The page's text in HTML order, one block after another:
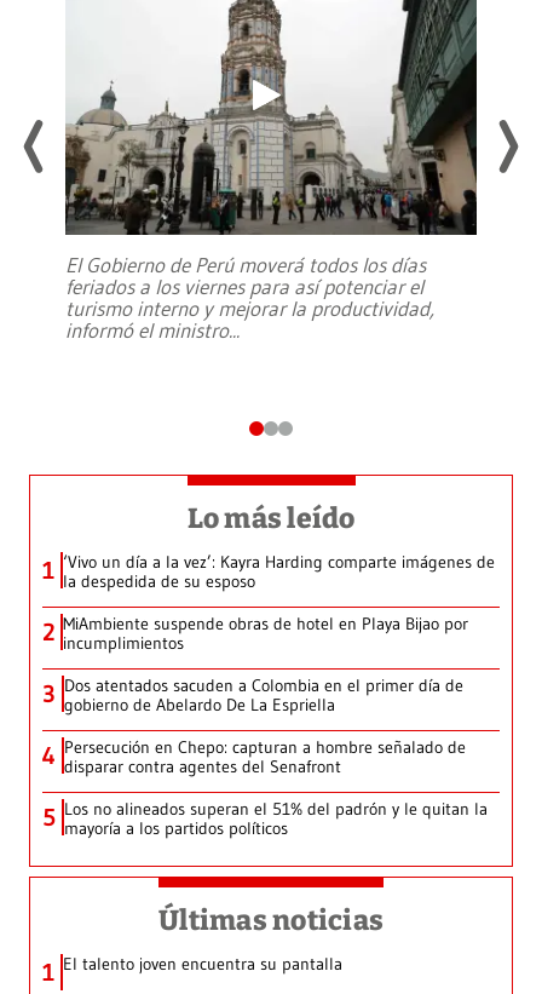
El Gobierno de Perú moverá todos los días
feriados a los viernes para así potenciar el
turismo interno y mejorar la productividad,
informó el ministro...
Lo más leído
1 ‘Vivo un día a la vez’: Kayra Harding comparte imágenes de
la despedida de su esposo
2 MiAmbiente suspende obras de hotel en Playa Bijao por
incumplimientos
3 Dos atentados sacuden a Colombia en el primer día de
gobierno de Abelardo De La Espriella
4 Persecución en Chepo: capturan a hombre señalado de
disparar contra agentes del Senafront
5 Los no alineados superan el 51% del padrón y le quitan la
mayoría a los partidos políticos
Últimas noticias
1 El talento joven encuentra su pantalla​